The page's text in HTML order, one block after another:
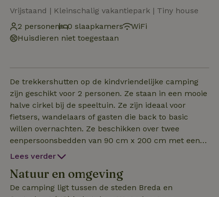
Vrijstaand | Kleinschalig vakantiepark | Tiny house
2 personen
0 slaapkamers
WiFi
Huisdieren niet toegestaan
De trekkershutten op de kindvriendelijke camping
zijn geschikt voor 2 personen. Ze staan in een mooie
halve cirkel bij de speeltuin. Ze zijn ideaal voor
fietsers, wandelaars of gasten die back to basic
willen overnachten. Ze beschikken over twee
eenpersoonsbedden van 90 cm x 200 cm met een
goed matras en een licht- en stroompunt. De
verduisteringsgordijnen voor een goede nachtrust.
Op je eigen terrasje heb je een picknicktafel met
Lees verder
Natuur en omgeving
De camping ligt tussen de steden Breda en